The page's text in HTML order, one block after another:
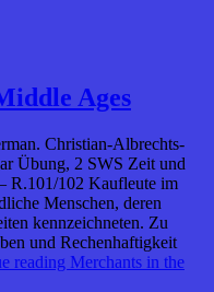
Ages
Christian-Albrechts-
Übung, 2 SWS Zeit und
R.101/102 Kaufleute im
Menschen, deren
kennzeichneten. Zu
und Rechenhaftigkeit
reading Merchants in the